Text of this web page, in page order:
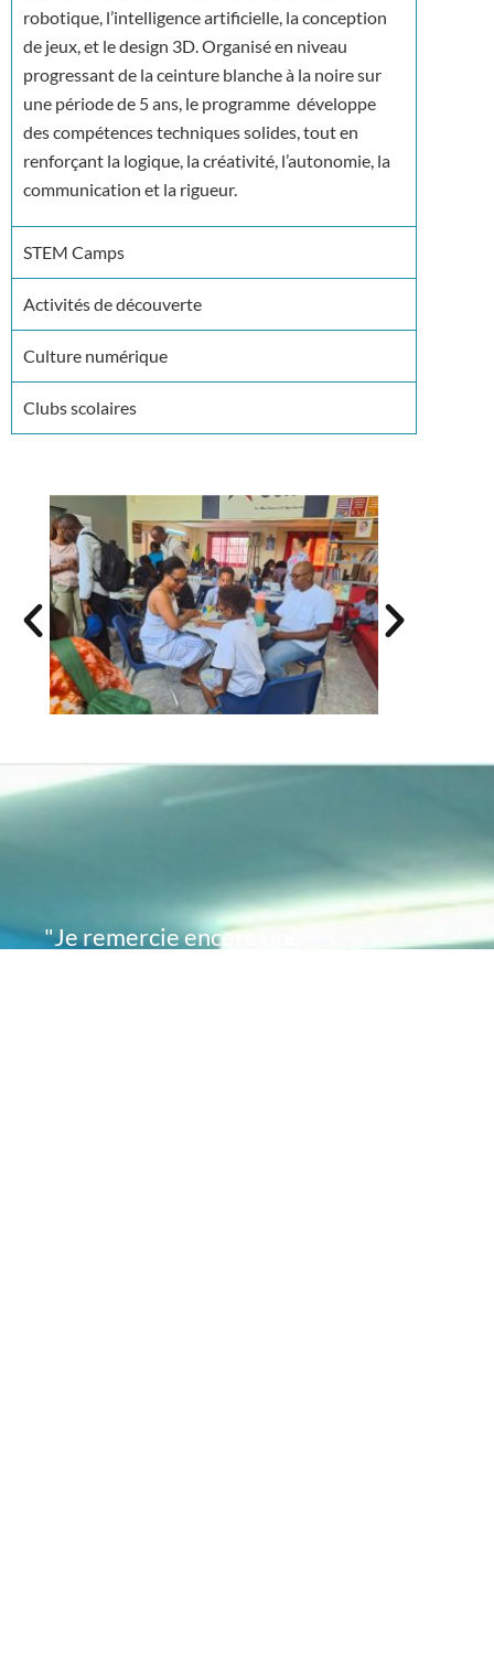
robotique, l’intelligence artificielle, la conception
de jeux, et le design 3D. Organisé en niveau
progressant de la ceinture blanche à la noire sur
une période de 5 ans, le programme développe
des compétences techniques solides, tout en
renforçant la logique, la créativité, l’autonomie, la
communication et la rigueur.
STEM Camps
Activités de découverte
Culture numérique
Clubs scolaires
"Je remercie encore une